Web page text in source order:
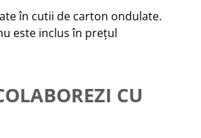
în cutii de carton ondulate.
este inclus în prețul
CU